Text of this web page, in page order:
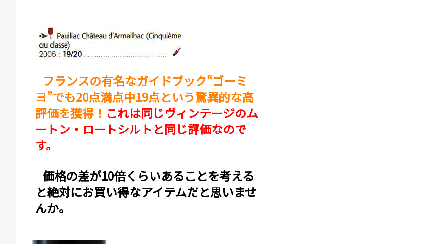
フランスの有名なガイドブック“ゴーミ
ヨ”でも20点満点中19点という驚異的な高
評価を獲得！ これは同じヴィンテージのム
ートン・ロートシルトと同じ評価なので
す。
価格の差が10倍くらいあることを考える
と絶対にお買い得なアイテムだと思いませ
んか。